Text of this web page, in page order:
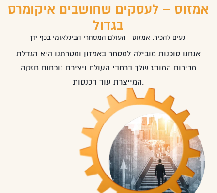
אמזוס – לעסקים שחושבים איקומרס
בגדול
נעים להכיר: אמזוס– העולם המסחרי הבינלאומי בכף ידך.
אנחנו סוכנות מובילה למסחר באמזון ומטרתנו היא הגדלת
מכירות המותג שלך ברחבי העולם ויצירת נוכחות חזקה
המייצרת עוד הכנסות.